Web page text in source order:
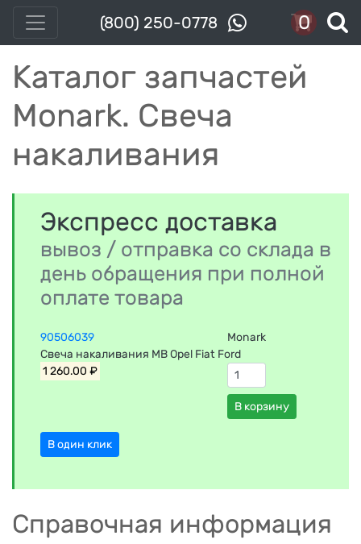
(800) 250-0778 0
Каталог запчастей
Monark. Свеча
накаливания
Экспресс доставка
вывоз / отправка со склада в
день обращения при полной
оплате товара
90506039
Monark
Свеча накаливания MB Opel Fiat Ford
1 260.00 ₽
В корзину
В один клик
Справочная информация